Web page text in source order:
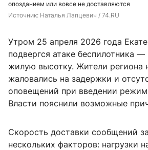
опозданием или вовсе не доставляются
Источник: Наталья Лапцевич / 74.RU
Утром 25 апреля 2026 года
подвергся атаке беспилотника
жилую высотку. Жители региона
жаловались на задержки и
оповещений при введении
Власти пояснили возможные
Скорость доставки сообщений
нескольких факторов: нагрузки